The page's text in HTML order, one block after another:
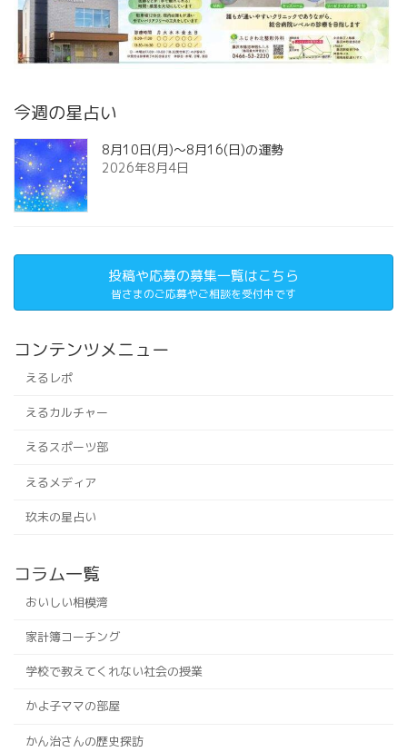
今週の星占い
8月10日(月)～8月16(日)の運勢
2026年8月4日
投稿や応募の募集一覧はこちら
皆さまのご応募やご相談を受付中です
コンテンツメニュー
えるレポ
えるカルチャー
えるスポーツ部
えるメディア
玖未の星占い
コラム一覧
おいしい相模湾
家計簿コーチング
学校で教えてくれない社会の授業
かよ子ママの部屋
かん治さんの歴史探訪